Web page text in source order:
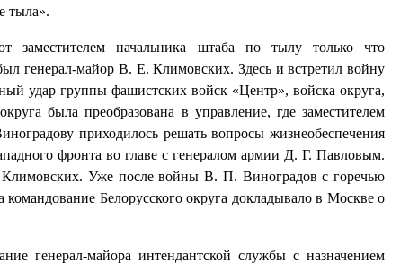
тыла».
заместителем начальника штаба по тылу только что
генерал-майор В. Е. Климовских. Здесь и встретил войну
удар группы фашистских войск «Центр», войска округа,
была преобразована в управление, где заместителем
приходилось решать вопросы жизнеобеспечения
фронта во главе с генералом армии Д. Г. Павловым.
Климовских. Уже после войны В. П. Виноградов с горечью
Белорусского округа докладывало в Москве о
генерал-майора интендантской службы с назначением